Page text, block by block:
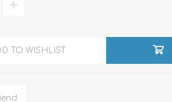
TO WISHLIST